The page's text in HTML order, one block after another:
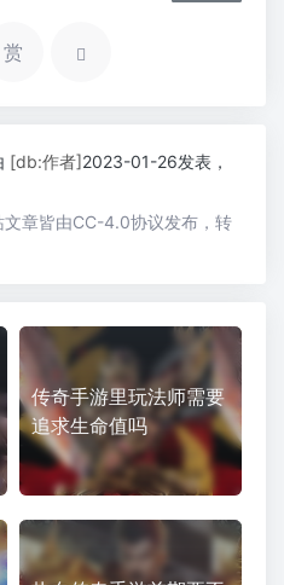
赏
[db:作者]2023-01-26发表，
文章皆由CC-4.0协议发布，转
传奇手游里玩法师需要
追求生命值吗